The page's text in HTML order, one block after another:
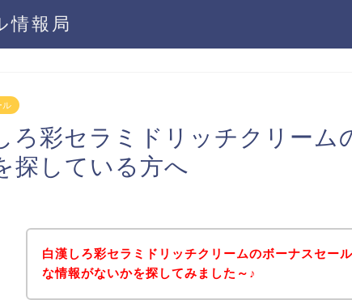
情報局
ル
ろ彩セラミドリッチクリーム
探している方へ
白漢しろ彩セラミドリッチクリームのボーナスセー
な情報がないかを探してみました～♪